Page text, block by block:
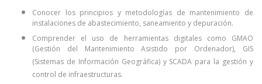
Conocer los principios y metodologías de mantenimiento de
instalaciones de abastecimiento, saneamiento y depuración.
Comprender el uso de herramientas digitales como GMAO
(Gestión del Mantenimiento Asistido por Ordenador), GIS
(Sistemas de Información Geográfica) y SCADA para la gestión y
control de infraestructuras.